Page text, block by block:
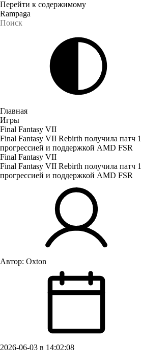
Перейти к содержимому
Rampaga
Главная
Игры
Final Fantasy VII
Final Fantasy VII Rebirth получила патч
прогрессией и поддержкой AMD FSR
Final Fantasy VII
Final Fantasy VII Rebirth получила патч
прогрессией и поддержкой AMD FSR
Автор: Oxton
2026-06-03 в 14:02:08